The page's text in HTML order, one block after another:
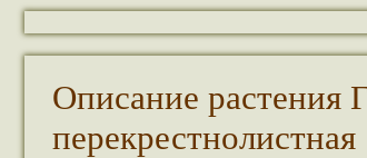
Описание растения
перекрестнолистная